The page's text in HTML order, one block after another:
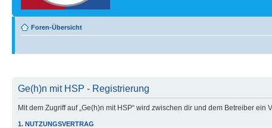
Foren-Übersicht
Ge(h)n mit HSP - Registrierung
Mit dem Zugriff auf „Ge(h)n mit HSP“ wird zwischen dir und dem Betreiber
1. NUTZUNGSVERTRAG